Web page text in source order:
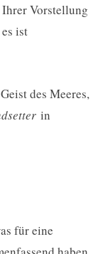
Vorstellung
ist
des Meeres,
in
für eine